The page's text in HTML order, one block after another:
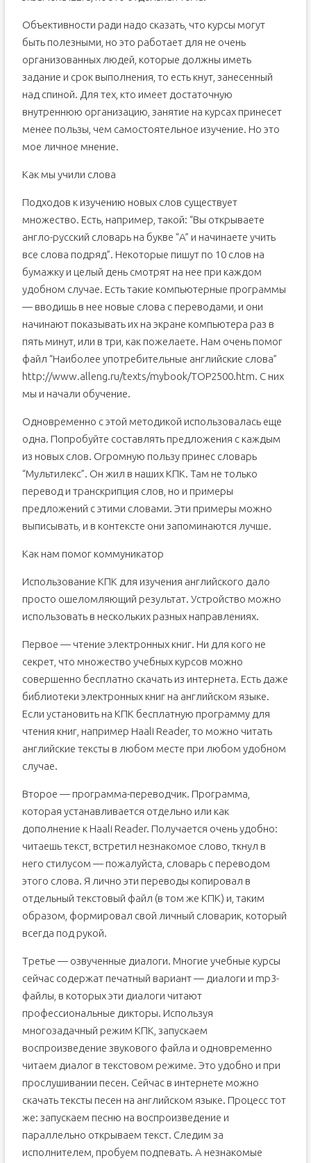
Объективности ради надо сказать, что курсы могут
быть полезными, но это работает для не очень
организованных людей, которые должны иметь
задание и срок выполнения, то есть кнут, занесенный
над спиной. Для тех, кто имеет достаточную
внутреннюю организацию, занятие на курсах принесет
менее пользы, чем самостоятельное изучение. Но это
мое личное мнение.
Как мы учили слова
Подходов к изучению новых слов существует
множество. Есть, например, такой: “Вы открываете
англо-русский словарь на букве “A” и начинаете учить
все слова подряд”. Некоторые пишут по 10 слов на
бумажку и целый день смотрят на нее при каждом
удобном случае. Есть такие компьютерные программы
— вводишь в нее новые слова с переводами, и они
начинают показывать их на экране компьютера раз в
пять минут, или в три, как пожелаете. Нам очень помог
файл “Наиболее употребительные английские слова”
http://www.alleng.ru/texts/mybook/TOP2500.htm. С них
мы и начали обучение.
Одновременно с этой методикой использовалась еще
одна. Попробуйте составлять предложения с каждым
из новых слов. Огромную пользу принес словарь
“Мультилекс”. Он жил в наших КПК. Там не только
перевод и транскрипция слов, но и примеры
предложений с этими словами. Эти примеры можно
выписывать, и в контексте они запоминаются лучше.
Как нам помог коммуникатор
Использование КПК для изучения английского дало
просто ошеломляющий результат. Устройство можно
использовать в нескольких разных направлениях.
Первое — чтение электронных книг. Ни для кого не
секрет, что множество учебных курсов можно
совершенно бесплатно скачать из интернета. Есть даже
библиотеки электронных книг на английском языке.
Если установить на КПК бесплатную программу для
чтения книг, например Haali Reader, то можно читать
английские тексты в любом месте при любом удобном
случае.
Второе — программа-переводчик. Программа,
которая устанавливается отдельно или как
дополнение к Haali Reader. Получается очень удобно:
читаешь текст, встретил незнакомое слово, ткнул в
него стилусом — пожалуйста, словарь с переводом
этого слова. Я лично эти переводы копировал в
отдельный текстовый файл (в том же КПК) и, таким
образом, формировал свой личный словарик, который
всегда под рукой.
Третье — озвученные диалоги. Многие учебные курсы
сейчас содержат печатный вариант — диалоги и mp3-
файлы, в которых эти диалоги читают
профессиональные дикторы. Используя
многозадачный режим КПК, запускаем
воспроизведение звукового файла и одновременно
читаем диалог в текстовом режиме. Это удобно и при
прослушивании песен. Сейчас в интернете можно
скачать тексты песен на английском языке. Процесс тот
же: запускаем песню на воспроизведение и
параллельно открываем текст. Следим за
исполнителем, пробуем подпевать. А незнакомые